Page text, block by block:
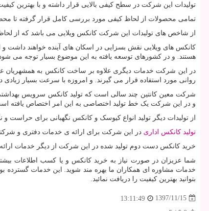
تولیدات این شرکت در سطح کیفی بالایی قرار داشته و با بهترین
تمامی محصولات از لحاظ کیفی مورد بررسی کامل قرار گرفته تا
از شاخص های تولیدات این شرکت کانکس ویلایی می باشد که از لحاظ
کانکس های ویلایی نقش بسزایی در اسکان های آینده خواهند داشت و از
هستند. و در کشورهای توسعه یافته به این موضوع بسیار توجه می شود.
در این شرکت خدمات دیگری علاوه بر ساخت کانکس به همشهریان
روانی مورد استفاده قرار می گیرند. و امروزه با سرعت بسیار زیادی
شرکت معین کانتین چند سالی است که تولید کانکس سرویس
و در این شرکت یک خط تولید اختصاصی به این امر اختصاص یافته
از تولیدات دیگر تولید انواع کیوسک و کانکس نگهبانی برای حراست
تولید کانکس اداری در این شرکت برای ارائه ی خدمات دفتری و شرکتی
خرید کانکس دست دوم تولید شده در این شرکت از دیگر خدمات
شما عزیزان در صورت نیاز به خرید کانکس و یا کسب اطلاعات
خدمات مشاوره ای همکاران ما بهره مند شوید. این خدمات گسترده
بتوانید بهترین کیفیت را دریافت نمائید.
1397/11/15
13:11:49